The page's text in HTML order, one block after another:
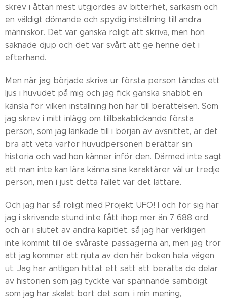
skrev i åttan mest utgjordes av bitterhet, sarkasm och
en väldigt dömande och spydig inställning till andra
människor. Det var ganska roligt att skriva, men hon
saknade djup och det var svårt att ge henne det i
efterhand.
Men när jag började skriva ur första person tändes ett
ljus i huvudet på mig och jag fick ganska snabbt en
känsla för vilken inställning hon har till berättelsen. Som
jag skrev i mitt inlägg om tillbakablickande första
person, som jag länkade till i början av avsnittet, är det
bra att veta varför huvudpersonen berättar sin
historia och vad hon känner inför den. Därmed inte sagt
att man inte kan lära känna sina karaktärer väl ur tredje
person, men i just detta fallet var det lättare.
Och jag har så roligt med Projekt UFO! I och för sig har
jag i skrivande stund inte fått ihop mer än 7 688 ord
och är i slutet av andra kapitlet, så jag har verkligen
inte kommit till de svåraste passagerna än, men jag tror
att jag kommer att njuta av den här boken hela vägen
ut. Jag har äntligen hittat ett sätt att berätta de delar
av historien som jag tyckte var spännande samtidigt
som jag har skalat bort det som, i min mening,